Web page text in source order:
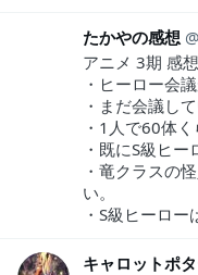
たかやの感想
アニメ 3期 感想
・ヒーロー会
・まだ会議し
・1人で60体
・既にS級ヒー
・竜クラスの
い。
・S級ヒーロー
キャロットポ